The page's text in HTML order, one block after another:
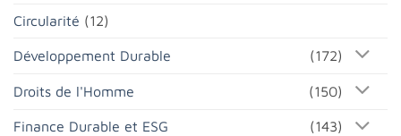
Circularité (12)
Développement Durable (172)
Droits de l'Homme (150)
Finance Durable et ESG (143)